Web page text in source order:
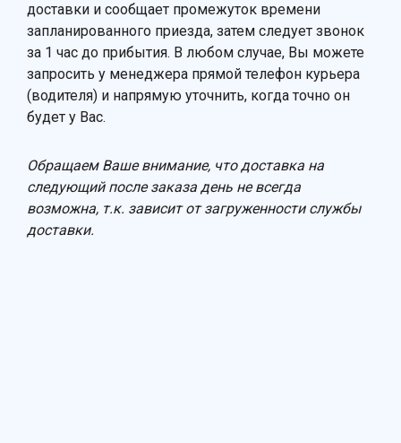
доставки и сообщает промежуток времени
запланированного приезда, затем следует звонок
за 1 час до прибытия. В любом случае, Вы можете
запросить у менеджера прямой телефон курьера
(водителя) и напрямую уточнить, когда точно он
будет у Вас.
Обращаем Ваше внимание, что доставка на
следующий после заказа день не всегда
возможна, т.к. зависит от загруженности службы
доставки.